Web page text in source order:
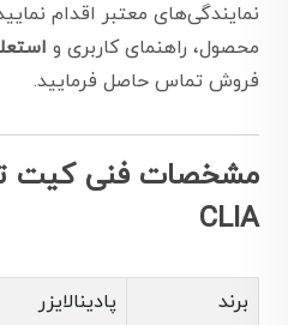
نمایندگی‌های معتبر اقدام
محصول، راهنمای کاربری و
فروش تماس حاصل فرمایید.
CLIA
برند
پادینالایزر